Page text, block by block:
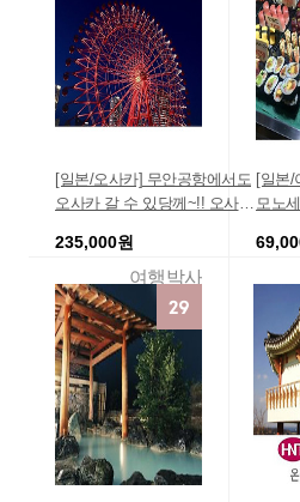
천]
[일본/오사카] 무안공항에서도
오사카 갈 수 있당께~!! 오사카
출발, 해외자유여행추천, 자유
여행 여행사, 일본여행지추천
간사이, 교토, 나
235,000원
여행박사
[일본/
모노
발 일
행추
선,